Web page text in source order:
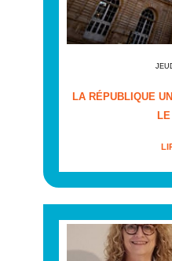
LA RÉPUBLIQUE